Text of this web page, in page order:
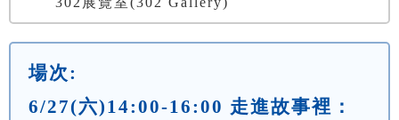
場次:
6/27(六)14:00-16:00 走進故事裡：